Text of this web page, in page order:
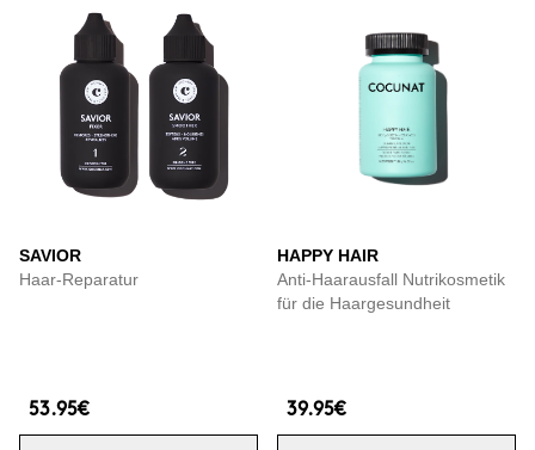
SAVIOR
Haar-Reparatur
53.95€
HAPPY HAIR
Anti-Haarausfall Nutrikosmetik
für die Haargesundheit
39.95€